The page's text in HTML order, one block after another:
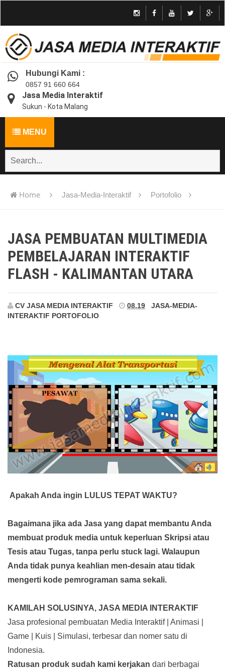
Hubungi Kami :
0857 91 660 664
Jasa Media Interaktif
Sukun - Kota Malang
MENU
Home Jasa-Media-Interaktif Portofolio
JASA PEMBUATAN MULTIMEDIA
PEMBELAJARAN INTERAKTIF
FLASH - KALIMANTAN UTARA
CV JASA MEDIA INTERAKTIF 08.19
JASA-MEDIA-
INTERAKTIF PORTOFOLIO
Apakah Anda ingin LULUS TEPAT WAKTU?
Bagaimana jika ada Jasa yang dapat membantu Anda
membuat produk media untuk keperluan Skripsi atau
Tesis atau Tugas, tanpa perlu stuck lagi. Walaupun
Anda tidak punya keahlian men-desain atau tidak
mengerti kode pemrograman sama sekali.
KAMILAH SOLUSINYA, JASA MEDIA INTERAKTIF
Jasa profesional pembuatan Media Interaktif | Animasi |
Game | Kuis | Simulasi, terbesar dan nomer satu di
Indonesia.
Ratusan produk sudah kami kerjakan dari berbagai